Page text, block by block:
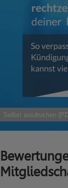
Selbst ausdruchen